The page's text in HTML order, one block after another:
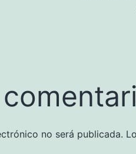
no será publicada.